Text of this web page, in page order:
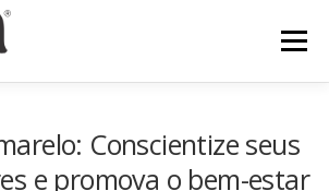
Menu
Conscientize seus
e promova o bem-estar